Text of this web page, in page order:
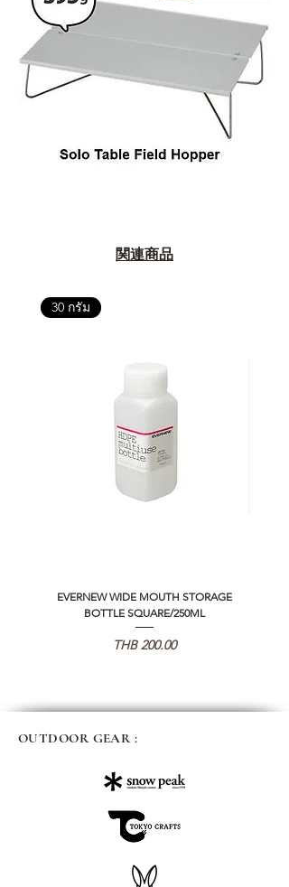
関連商品
30 กรัม
EVERNEW WIDE MOUTH STORAGE
BOTTLE SQUARE/250ML
価格
THB 200.00
OUTDOOR GEAR :